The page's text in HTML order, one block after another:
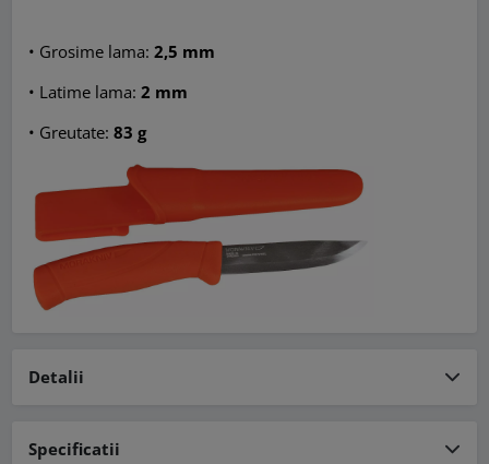
• Grosime lama:2,5 mm
• Latime lama:2 mm
• Greutate:83 g
Detalii
Specificatii